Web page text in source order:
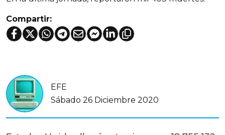
Compartir:
EFE
Sábado 26 Diciembre 2020